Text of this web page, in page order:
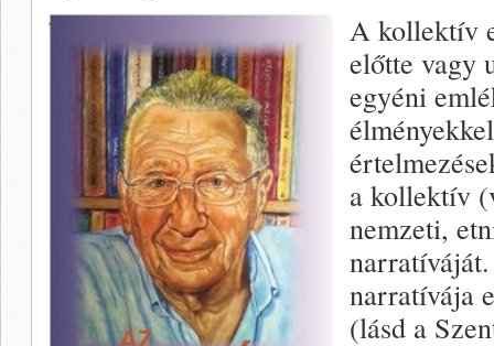
A kollektív
előtte vagy
egyéni
a kollektív
nemzeti,
narratívája
(lásd a